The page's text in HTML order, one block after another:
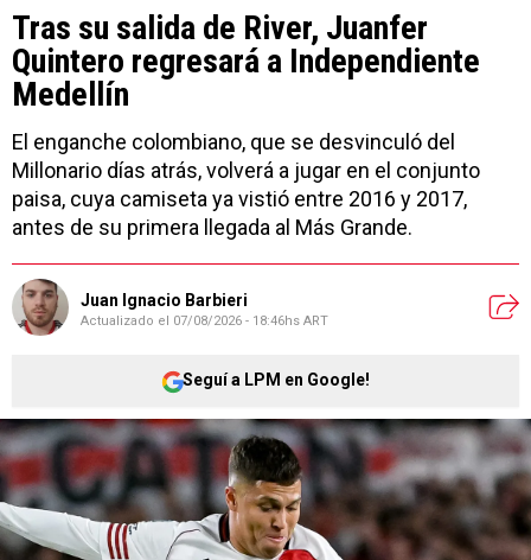
Tras su salida de River, Juanfer
Quintero regresará a Independiente
Medellín
El enganche colombiano, que se desvinculó del
Millonario días atrás, volverá a jugar en el conjunto
paisa, cuya camiseta ya vistió entre 2016 y 2017,
antes de su primera llegada al Más Grande.
Juan Ignacio Barbieri
Actualizado el 07/08/2026 - 18:46hs ART
Seguí a LPM en Google!